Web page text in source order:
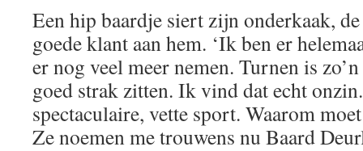
Een hip baardje siert zijn onderkaak,
goede klant aan hem. ‘Ik ben er
er nog veel meer nemen. Turnen is
goed strak zitten. Ik vind dat echt
spectaculaire, vette sport. Waarom
Ze noemen me trouwens nu Baard